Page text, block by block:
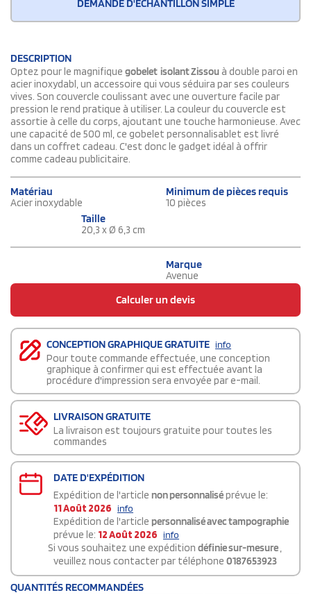
DEMANDE D'ÉCHANTILLON SIMPLE
DESCRIPTION
Optez pour le magnifique gobelet isolant Zissou à double paroi en
acier inoxydabl, un accessoire qui vous séduira par ses couleurs
vives. Son couvercle coulissant avec une ouverture facile par
pression le rend pratique à utiliser. La couleur du couvercle est
assortie à celle du corps, ajoutant une touche harmonieuse. Avec
une capacité de 500 ml, ce gobelet personnalisablet est livré
dans un coffret cadeau. C'est donc le gadget idéal à offrir
comme cadeau publicitaire.
Matériau
Acier inoxydable
Minimum de pièces requis
10 pièces
Taille
20,3 x Ø 6,3 cm
Marque
Avenue
Calculer un devis
CONCEPTION GRAPHIQUE GRATUITE info
Pour toute commande effectuée, une conception
graphique à confirmer qui est effectuée avant la
procédure d'impression sera envoyée par e-mail.
LIVRAISON GRATUITE
La livraison est toujours gratuite pour toutes les
commandes
DATE D'EXPÉDITION
Expédition de l'article non personnaliséprévue le:
11 Août 2026 info
Expédition de l'article personnalisé avec tampographie
prévue le: 12 Août 2026 info
Si vous souhaitez une expédition définie sur-mesure,
veuillez nous contacter par téléphone 0187653923
QUANTITÉS RECOMMANDÉES